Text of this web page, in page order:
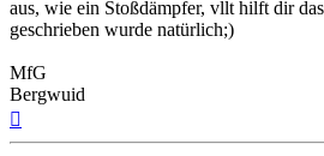
aus, wie ein Stoßdämpfer, vllt hilft dir
geschrieben wurde natürlich;)
MfG
Bergwuid